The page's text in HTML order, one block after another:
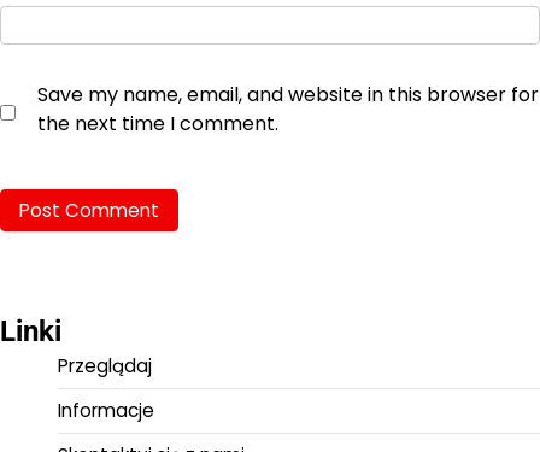
Save my name, email, and website in this browser for
the next time I comment.
Linki
Przeglądaj
Informacje